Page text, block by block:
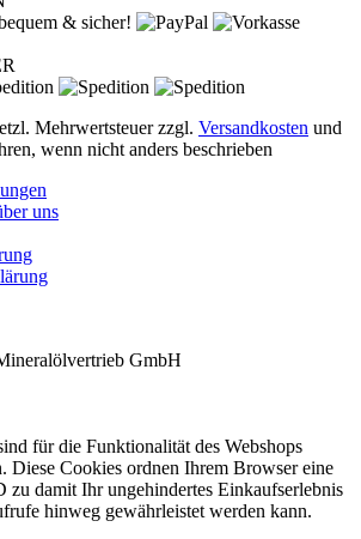
& sicher!
Mehrwertsteuer zzgl. Versandkosten und
wenn nicht anders beschrieben
uns
GmbH
für die Funktionalität des Webshops
Diese Cookies ordnen Ihrem Browser eine
zu damit Ihr ungehindertes Einkaufserlebnis
hinweg gewährleistet werden kann.